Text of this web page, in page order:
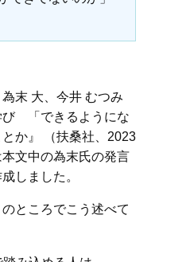
末 大、今井 むつみ
び 「できるようにな
か』 （扶桑社、2023
文中の為末氏の発言
しました。
ところでこう述べて